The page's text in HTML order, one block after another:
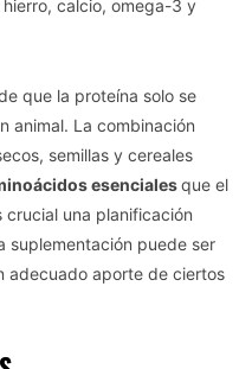
hierro, calcio, omega-3 y
que la proteína solo se
animal. La combinación
semillas y cereales
esencialesque el
una planificación
suplementación puede ser
adecuado aporte de ciertos